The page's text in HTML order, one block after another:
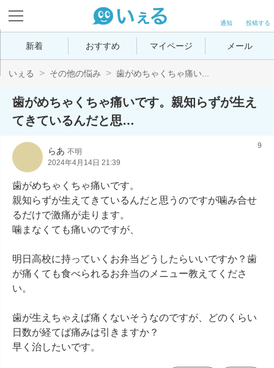
投稿する
通知
新着 おすすめ マイページ メール
いぇる その他の悩み 歯がめちゃくちゃ痛い...
歯がめちゃくちゃ痛いです。親知らずが生え
てきているんだと思…
らあ 不明
2024年4月14日 21:39
9
歯がめちゃくちゃ痛いです。
親知らずが生えてきているんだと思うのですが噛み合せ
るだけで激痛が走ります。
噛まなくても痛いのですが、
明日高校に持っていくお弁当どうしたらいいですか？歯
が痛くても食べられるお弁当のメニュー教えてくださ
い。
歯が生えちゃえば痛くないそうなのですが、どのくらい
日数が経てば痛みは引きますか？
早く治したいです。